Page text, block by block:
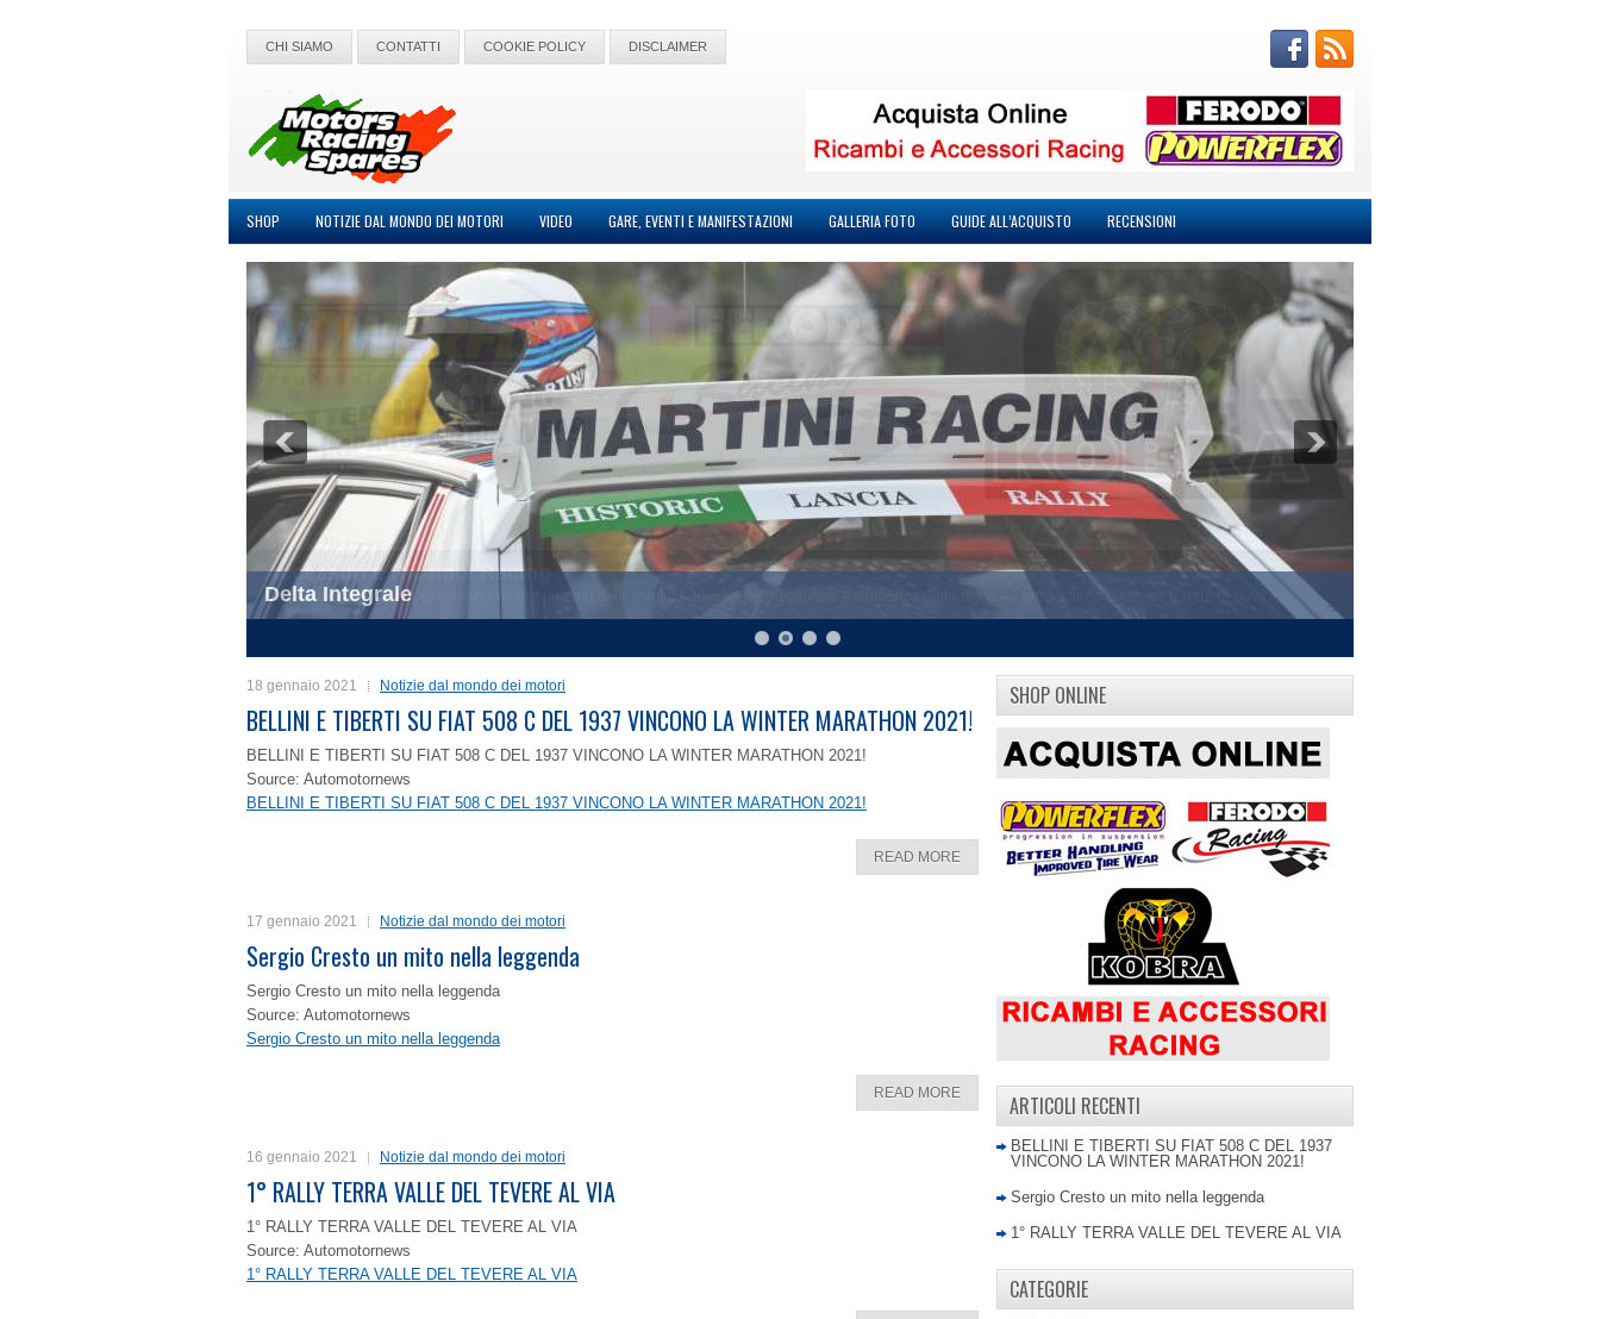
CHI SIAMO CONTATTI COOKIE POLICY DISCLAIMER
SHOP NOTIZIE DAL MONDO DEI MOTORI VIDEO GARE, EVENTI E MANIFESTAZIONI GALLERIA FOTO GUIDE ALL’ACQUISTO RECENSIONI
Delta Integrale
18 gennaio 2021 Notizie dal mondo dei motori
BELLINI E TIBERTI SU FIAT 508 C DEL 1937 VINCONO LA WINTER MARATHON 2021!
BELLINI E TIBERTI SU FIAT 508 C DEL 1937 VINCONO LA WINTER MARATHON 2021!
Source: Automotornews
BELLINI E TIBERTI SU FIAT 508 C DEL 1937 VINCONO LA WINTER MARATHON 2021!
READ MORE
17 gennaio 2021 Notizie dal mondo dei motori
Sergio Cresto un mito nella leggenda
Sergio Cresto un mito nella leggenda
Source: Automotornews
Sergio Cresto un mito nella leggenda
READ MORE
16 gennaio 2021 Notizie dal mondo dei motori
1° RALLY TERRA VALLE DEL TEVERE AL VIA
1° RALLY TERRA VALLE DEL TEVERE AL VIA
Source: Automotornews
1° RALLY TERRA VALLE DEL TEVERE AL VIA
SHOP ONLINE
ARTICOLI RECENTI
BELLINI E TIBERTI SU FIAT 508 C DEL 1937
VINCONO LA WINTER MARATHON 2021!
Sergio Cresto un mito nella leggenda
1° RALLY TERRA VALLE DEL TEVERE AL VIA
CATEGORIE